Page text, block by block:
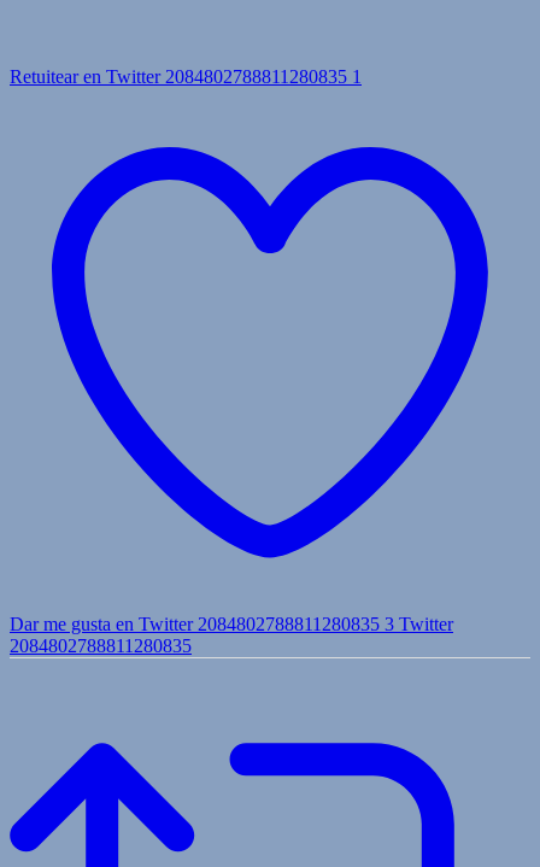
Retuitear en Twitter 2084802788811280835 1
Dar me gusta en Twitter 2084802788811280835 3 Twitter
2084802788811280835